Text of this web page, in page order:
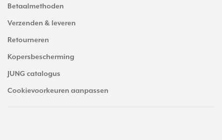
Betaalmethoden
Verzenden & leveren
Retourneren
Kopersbescherming
JUNG catalogus
Cookievoorkeuren aanpassen